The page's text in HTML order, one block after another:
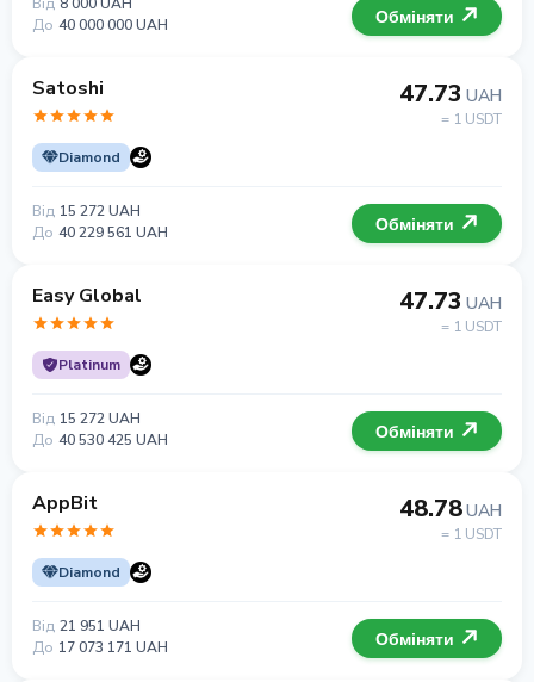
До 40 000 000 UAH Обміняти
Satoshi
Diamond
47.73 UAH
= 1 USDT
Від 15 272 UAH
До 40 229 561 UAH Обміняти
Easy Global
Platinum
47.73 UAH
= 1 USDT
Від 15 272 UAH
До 40 530 425 UAH Обміняти
AppBit
Diamond
48.78UAH
= 1 USDT
Від 21 951 UAH
До 17 073 171 UAH Обміняти